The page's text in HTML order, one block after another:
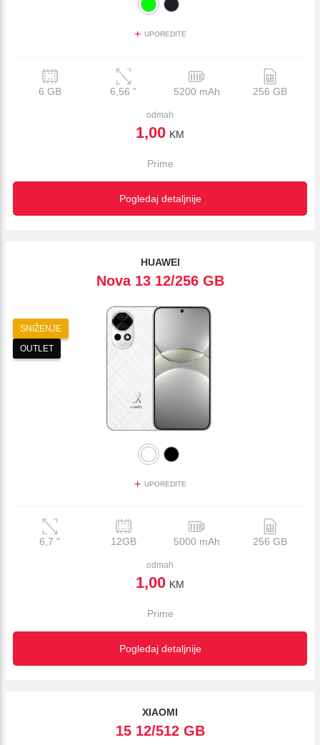
+ UPOREDITE
6 GB 6,56 " 5200 mAh 256 GB
odmah
1,00 KM
Prime
Pogledaj detaljnije
HUAWEI
Nova 13 12/256 GB
SNIŽENJE
OUTLET
+ UPOREDITE
6,7" 12GB 5000 mAh 256 GB
odmah
1,00 KM
Prime
Pogledaj detaljnije
XIAOMI
15 12/512 GB